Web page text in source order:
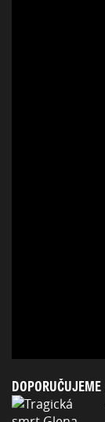
DOPORUČUJEME